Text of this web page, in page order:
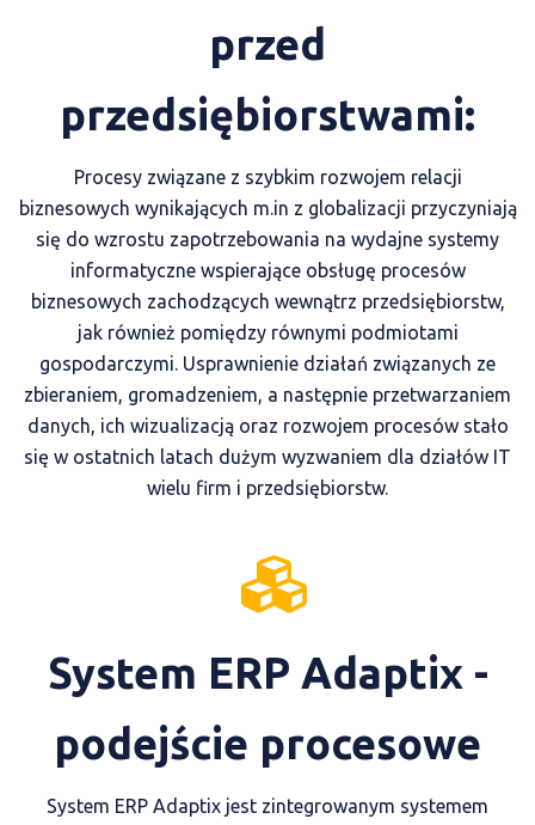
przed
przedsiębiorstwami:
Procesy związane z szybkim rozwojem relacji
biznesowych wynikających m.in z globalizacji przyczyniają
się do wzrostu zapotrzebowania na wydajne systemy
informatyczne wspierające obsługę procesów
biznesowych zachodzących wewnątrz przedsiębiorstw,
jak również pomiędzy równymi podmiotami
gospodarczymi. Usprawnienie działań związanych ze
zbieraniem, gromadzeniem, a następnie przetwarzaniem
danych, ich wizualizacją oraz rozwojem procesów stało
się w ostatnich latach dużym wyzwaniem dla działów IT
wielu firm i przedsiębiorstw.
System ERP Adaptix -
podejście procesowe
System ERP Adaptix jest zintegrowanym systemem